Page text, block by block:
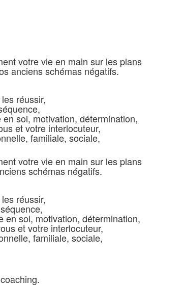
votre vie en main sur les plans
anciens schémas négatifs.
réussir,
soi, motivation, détermination,
et votre interlocuteur,
familiale, sociale,
votre vie en main sur les plans
schémas négatifs.
réussir,
soi, motivation, détermination,
et votre interlocuteur,
familiale, sociale,